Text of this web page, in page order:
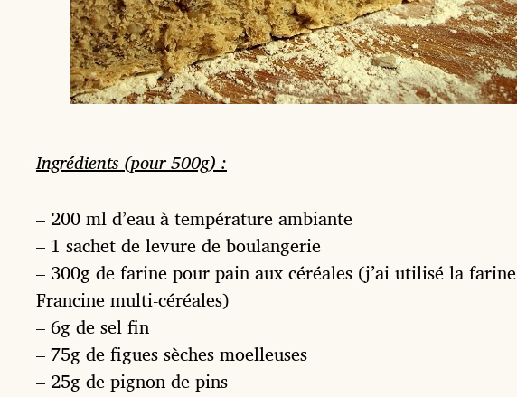
Ingrédients (pour 500g) :
– 200 ml d’eau à température ambiante
– 1 sachet de levure de boulangerie
– 300g de farine pour pain aux céréales (j’ai utilisé la farine
Francine multi-céréales)
– 6g de sel fin
– 75g de figues sèches moelleuses
– 25g de pignon de pins